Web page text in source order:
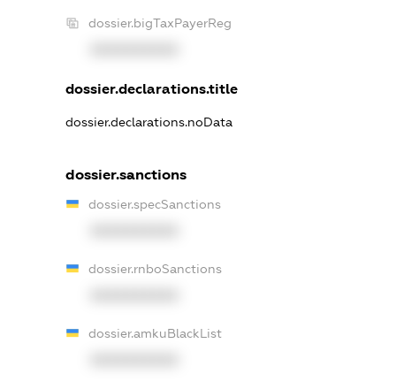
dossier.bigTaxPayerReg
dossier.declarations.title
dossier.declarations.noData
dossier.sanctions
dossier.specSanctions
dossier.rnboSanctions
dossier.amkuBlackList